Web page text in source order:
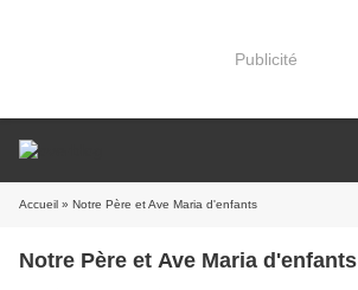
Publicité
Accueil » Notre Père et Ave Maria d'enfants
Notre Père et Ave Maria d'enfants